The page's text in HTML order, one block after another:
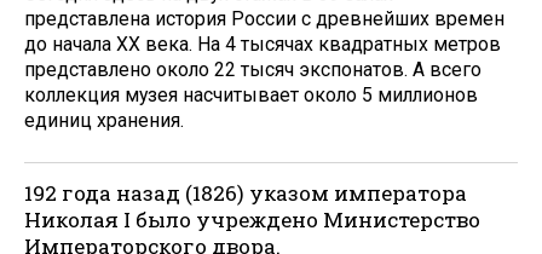
представлена история России с древнейших времен
до начала XX века. На 4 тысячах квадратных метров
представлено около 22 тысяч экспонатов. А всего
коллекция музея насчитывает около 5 миллионов
единиц хранения.
192 года назад (1826) указом императора
Николая I было учреждено Министерство
Императорского двора.